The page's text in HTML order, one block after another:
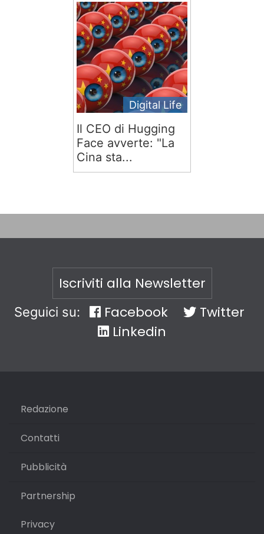
Digital Life
Il CEO di Hugging
Face avverte: "La
Cina sta...
Iscriviti alla Newsletter
Seguici su: Facebook
Twitter
Linkedin
Redazione
Contatti
Pubblicità
Partnership
Privacy